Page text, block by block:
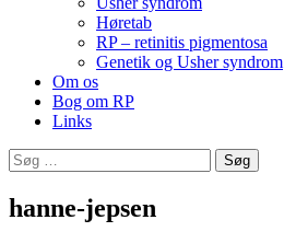
Høretab
RP – retinitis pigmentosa
Genetik og Usher syndrom
Om os
Bog om RP
Links
Søg
efter:
hanne-jepsen